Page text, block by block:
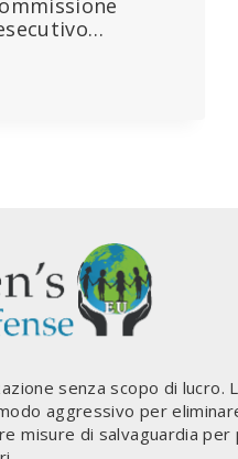
senza scopo di lucro.
aggressivo per
misure di salvaguardia per